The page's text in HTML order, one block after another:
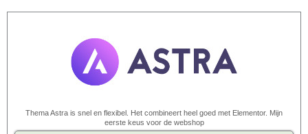
Thema Astra is snel en flexibel. Het combineert heel goed met Elementor. Mijn
eerste keus voor de webshop